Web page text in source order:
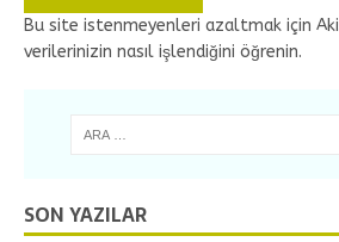
Bu site istenmeyenleri azaltmak için
verilerinizin nasıl işlendiğini öğrenin.
SON YAZILAR